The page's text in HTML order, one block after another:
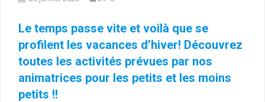
Le temps passe vite et voilà que se
profilent les vacances d’hiver! Découvrez
toutes les activités prévues par nos
animatrices pour les petits et les moins
petits !!